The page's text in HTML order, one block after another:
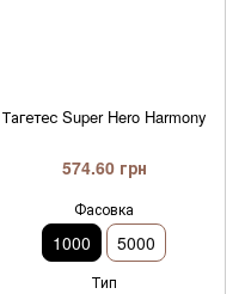
Тагетес Super Hero Harmony
574.60 грн
Фасовка
1000 5000
Тип